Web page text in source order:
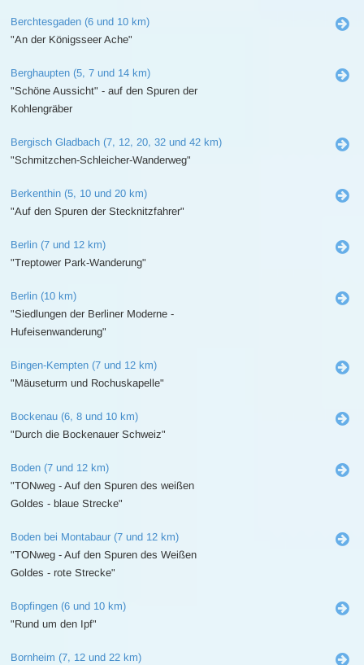
Berchtesgaden (6 und 10 km)
"An der Königsseer Ache"
Berghaupten (5, 7 und 14 km)
"Schöne Aussicht" - auf den Spuren der
Kohlengräber
Bergisch Gladbach (7, 12, 20, 32 und 42 km)
"Schmitzchen-Schleicher-Wanderweg"
Berkenthin (5, 10 und 20 km)
"Auf den Spuren der Stecknitzfahrer"
Berlin (7 und 12 km)
"Treptower Park-Wanderung"
Berlin (10 km)
"Siedlungen der Berliner Moderne -
Hufeisenwanderung"
Bingen-Kempten (7 und 12 km)
"Mäuseturm und Rochuskapelle"
Bockenau (6, 8 und 10 km)
"Durch die Bockenauer Schweiz"
Boden (7 und 12 km)
"TONweg - Auf den Spuren des weißen
Goldes - blaue Strecke"
Boden bei Montabaur (7 und 12 km)
"TONweg - Auf den Spuren des Weißen
Goldes - rote Strecke"
Bopfingen (6 und 10 km)
"Rund um den Ipf"
Bornheim (7, 12 und 22 km)